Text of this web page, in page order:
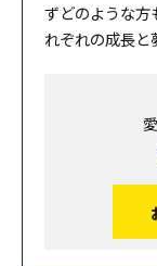
ずどのような方
れぞれの成長と